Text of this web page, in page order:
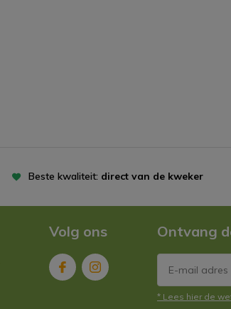
Beste kwaliteit: direct van de kweker
Volg ons Ontvang
* Lees hier de